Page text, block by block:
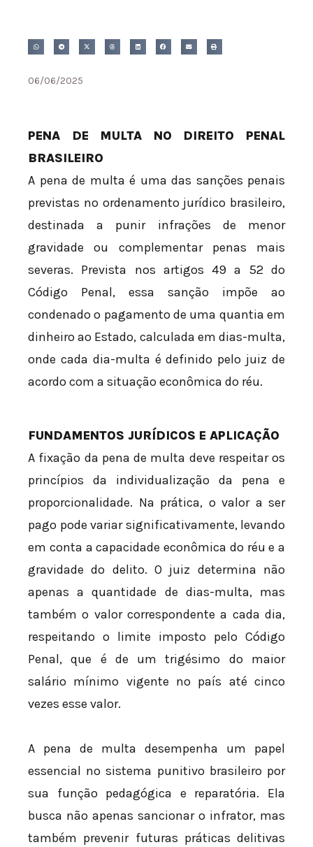
06/06/2025
PENA DE MULTA NO DIREITO PENAL
BRASILEIRO
A pena de multa é uma das sanções penais
previstas no ordenamento jurídico brasileiro,
destinada a punir infrações de menor
gravidade ou complementar penas mais
severas. Prevista nos artigos 49 a 52 do
Código Penal, essa sanção impõe ao
condenado o pagamento de uma quantia em
dinheiro ao Estado, calculada em dias-multa,
onde cada dia-multa é definido pelo juiz de
acordo com a situação econômica do réu.
FUNDAMENTOS JURÍDICOS E APLICAÇÃO
A fixação da pena de multa deve respeitar os
princípios da individualização da pena e
proporcionalidade. Na prática, o valor a ser
pago pode variar significativamente, levando
em conta a capacidade econômica do réu e a
gravidade do delito. O juiz determina não
apenas a quantidade de dias-multa, mas
também o valor correspondente a cada dia,
respeitando o limite imposto pelo Código
Penal, que é de um trigésimo do maior
salário mínimo vigente no país até cinco
vezes esse valor.
A pena de multa desempenha um papel
essencial no sistema punitivo brasileiro por
sua função pedagógica e reparatória. Ela
busca não apenas sancionar o infrator, mas
também prevenir futuras práticas delitivas